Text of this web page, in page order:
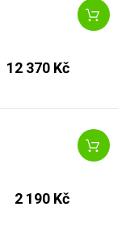
12 370 Kč
2 190 Kč